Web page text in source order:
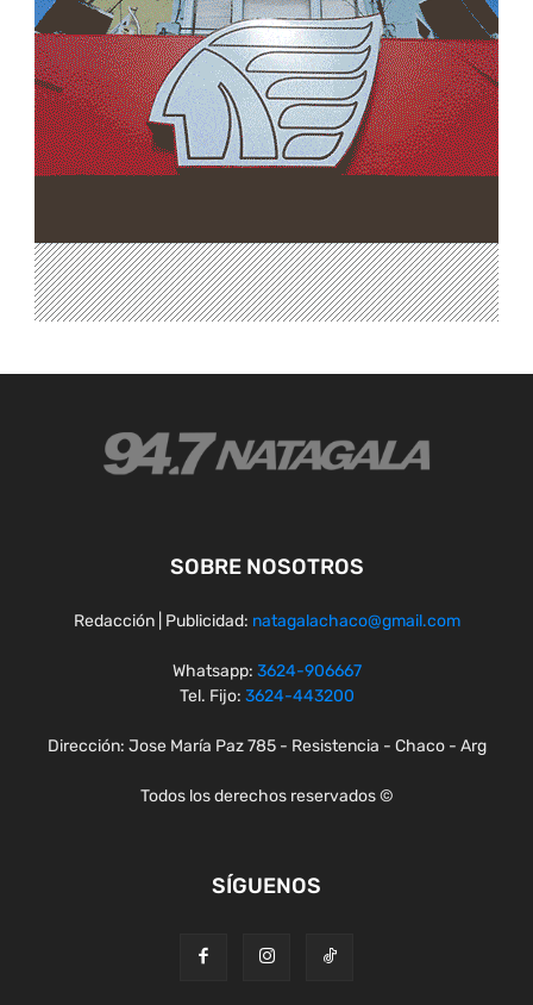
SOBRE NOSOTROS
Redacción | Publicidad: natagalachaco@gmail.com
Whatsapp: 3624-906667
Tel. Fijo: 3624-443200
Dirección: Jose María Paz 785 - Resistencia - Chaco - Arg
Todos los derechos reservados ©
SÍGUENOS